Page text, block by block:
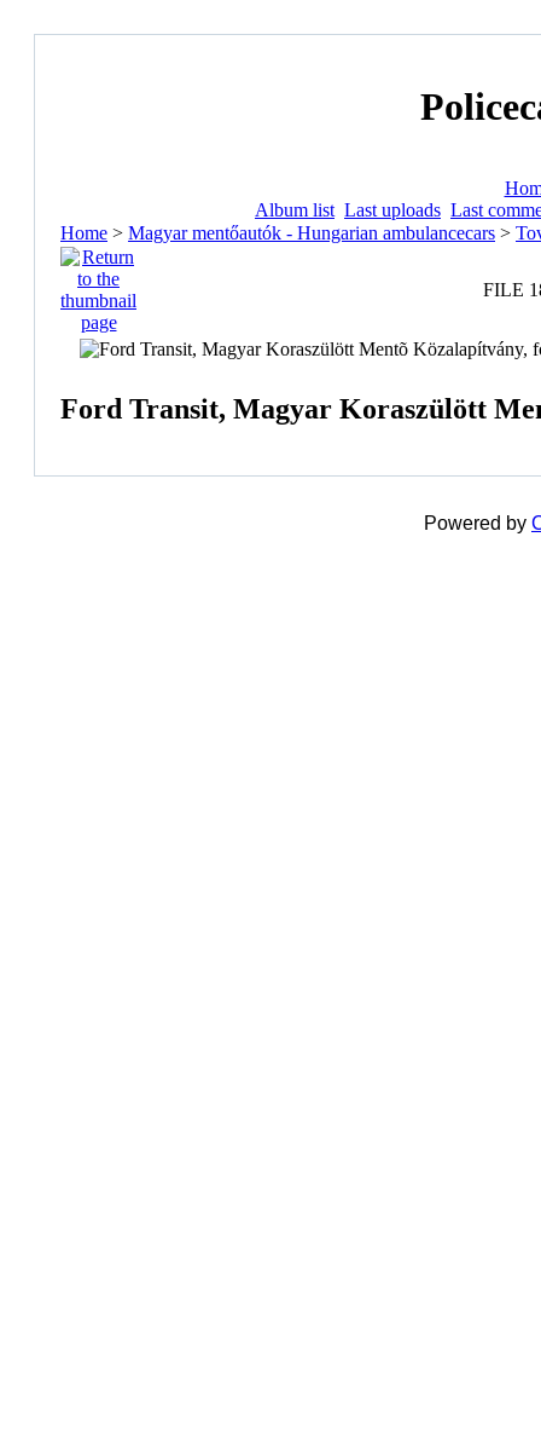
Album list Last uploads Last
Home > Magyar mentőautók - Hungarian ambulancecars >
FILE
Ford Transit, Magyar Koraszülött
Powered by